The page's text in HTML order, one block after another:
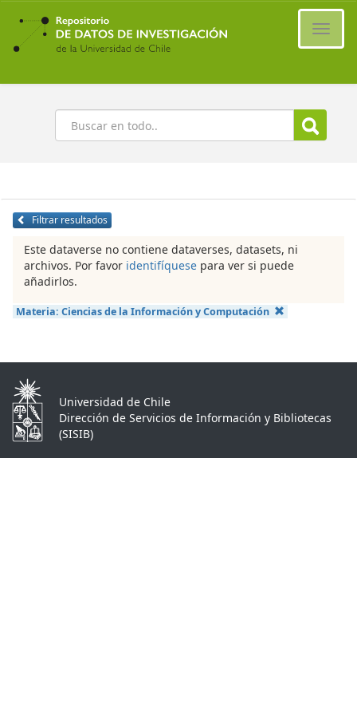
Ir
contenido
principal
Buscar
Filtrar resultados
Este dataverse no contiene dataverses, datasets, ni
archivos. Por favor identifíquese para ver si puede
añadirlos.
Materia: Ciencias de la Información y Computación
Universidad de Chile
Dirección de Servicios de Información y Bibliotecas
(SISIB)